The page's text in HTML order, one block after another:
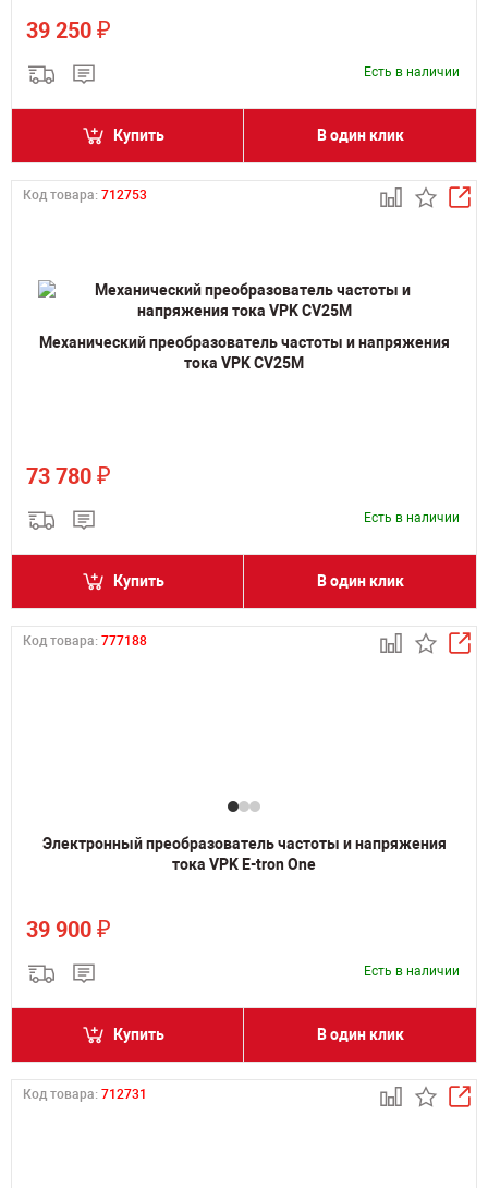
39 250 ₽
Есть в наличии
Купить В один клик
Код товара: 712753
Механический преобразователь частоты и напряжения
тока VPK CV25M
73 780 ₽
Есть в наличии
Купить В один клик
Код товара: 777188
Электронный преобразователь частоты и напряжения
тока VPK E-tron One
39 900 ₽
Есть в наличии
Купить В один клик
Код товара: 712731